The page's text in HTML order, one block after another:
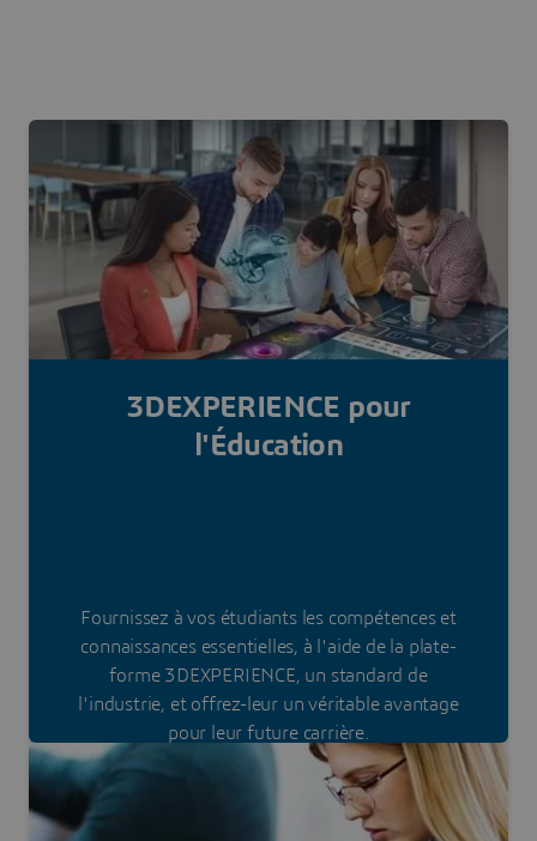
3DEXPERIENCE pour
l'Éducation
Fournissez à vos étudiants les compétences et
connaissances essentielles, à l'aide de la plate-
forme 3DEXPERIENCE, un standard de
l'industrie, et offrez-leur un véritable avantage
pour leur future carrière.